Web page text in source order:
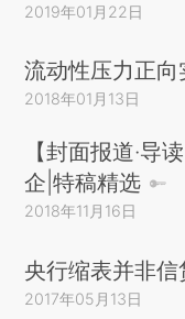
2019年01月22日
流动性压力正向
2018年01月13日
【封面报道·导
企|特稿精选
2018年11月16日
央行缩表并非
2017年05月13日